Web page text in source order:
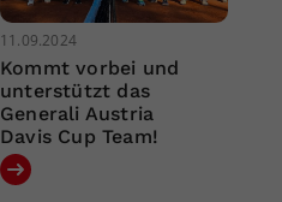
11.09.2024
Kommt vorbei und
unterstützt das
Generali Austria
Davis Cup Team!